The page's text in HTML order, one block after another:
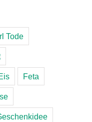
Tode
Feta